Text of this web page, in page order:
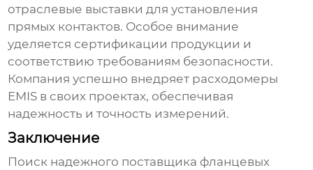
отраслевые выставки для установления
прямых контактов. Особое внимание
уделяется сертификации продукции и
соответствию требованиям безопасности.
Компания успешно внедряет расходомеры
EMIS в своих проектах, обеспечивая
надежность и точность измерений.
Заключение
Поиск надежного поставщика фланцевых